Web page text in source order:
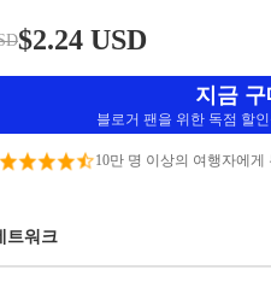
$2.24 USD
지금
블로거 팬을 위한 독점 할
10만 명 이상의 여행자에게
트워크